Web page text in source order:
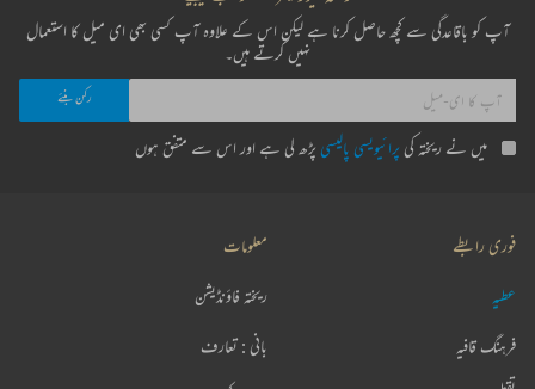
آپ کو باقاعدگی سے کچھ حاصل کرنا ہے لیکن اس کے علاوہ آپ کسی بھی ای میل کا استعمال
نہیں کرتے ہیں۔
میں نے ریختہ کی پرائیویسی پالیسی پڑھ لی ہے اور اس سے متفق ہوں
فوری رابطے
عطیہ
فرہنگ قافیہ
معلومات
ریختہ فاؤنڈیشن
بانی : تعارف